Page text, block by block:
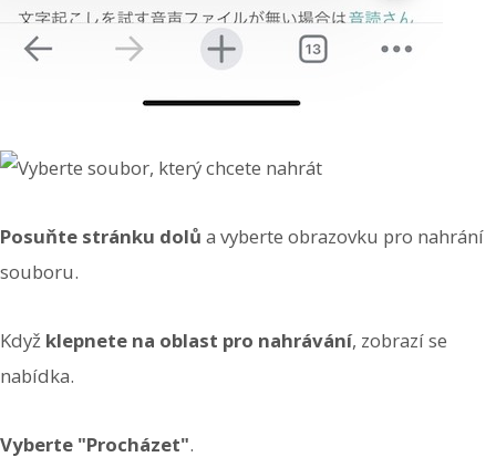
Posuňte stránku dolů a vyberte obrazovku pro nahrání
souboru.
Když klepnete na oblast pro nahrávání, zobrazí se
nabídka.
Vyberte "Procházet".